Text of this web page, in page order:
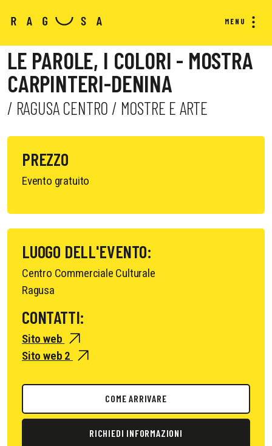
MENU
LE PAROLE, I COLORI - MOSTRA
CARPINTERI-DENINA
/ RAGUSA CENTRO / MOSTRE E ARTE
PREZZO
Evento gratuito
LUOGO DELL'EVENTO:
Centro Commerciale Culturale
Ragusa
CONTATTI:
Sito web
Sito web 2
COME ARRIVARE
RICHIEDI INFORMAZIONI